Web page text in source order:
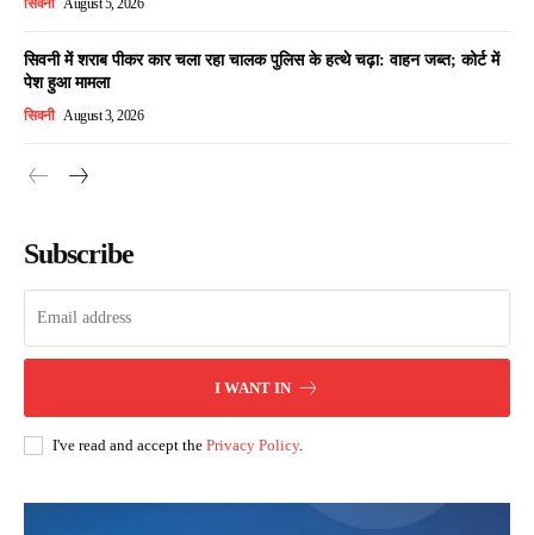
सिवनी August 5, 2026
सिवनी में शराब पीकर कार चला रहा चालक पुलिस के हत्थे चढ़ा: वाहन जब्त; कोर्ट में
पेश हुआ मामला
सिवनी August 3, 2026
Subscribe
I WANT IN
I've read and accept the Privacy Policy.